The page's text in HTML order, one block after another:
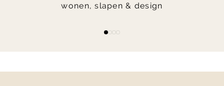
wonen, slapen & design